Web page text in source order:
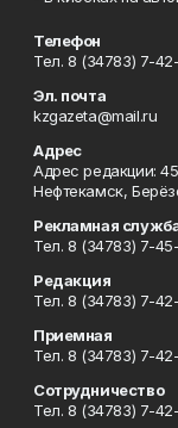
Телефон
Тел. 8 (34783) 7-
Эл. почта
kzgazeta@mail.ru
Адрес
Адрес редакции:
Нефтекамск,
Рекламная
Тел. 8 (34783) 7-
Редакция
Тел. 8 (34783) 7-
Приемная
Тел. 8 (34783) 7-
Сотрудничество
Тел. 8 (34783) 7-